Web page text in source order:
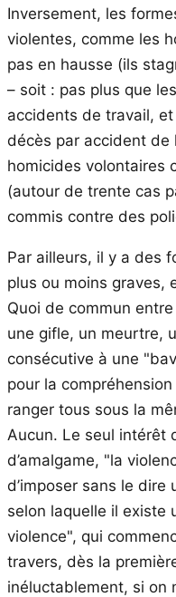
Inversement, les
violentes, comme les
pas en hausse (ils
– soit : pas plus que
accidents de travail,
décès par accident de
homicides volontaires
(autour de trente cas
commis contre des
Par ailleurs, il y a des
plus ou moins graves,
Quoi de commun
une gifle, un meurtre,
consécutive à une
pour la
ranger tous sous la
Aucun. Le seul intérêt
d’amalgame, "la
d’imposer sans le
selon laquelle il existe
violence", qui
travers, dès la
inéluctablement, si on